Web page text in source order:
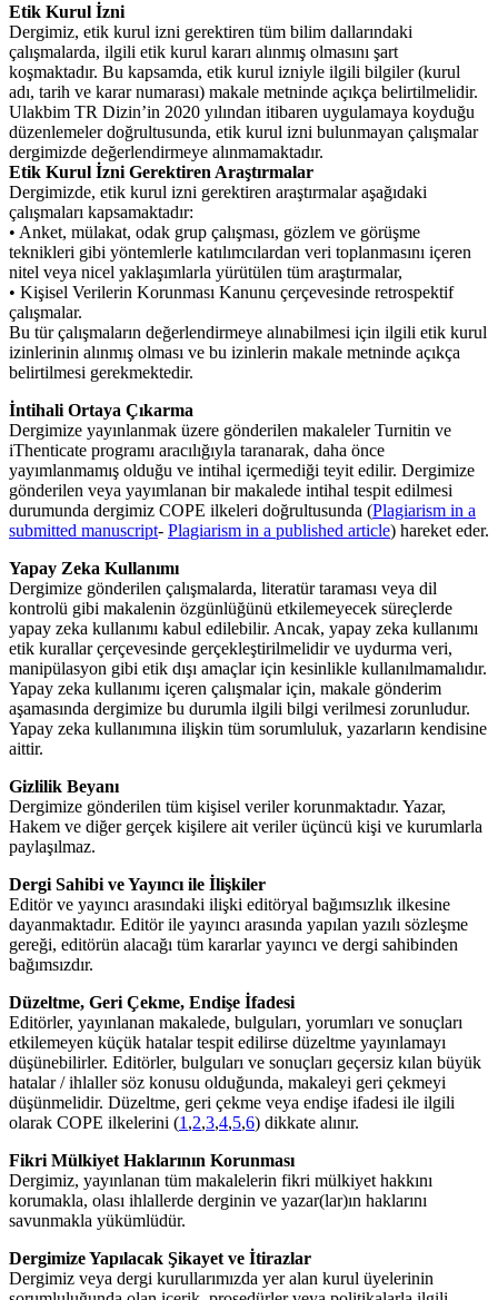
Etik Kurul İzni
Dergimiz, etik kurul izni gerektiren tüm bilim dallarındaki
çalışmalarda, ilgili etik kurul kararı alınmış olmasını şart
koşmaktadır. Bu kapsamda, etik kurul izniyle ilgili bilgiler (kurul
adı, tarih ve karar numarası) makale metninde açıkça belirtilmelidir.
Ulakbim TR Dizin’in 2020 yılından itibaren uygulamaya koyduğu
düzenlemeler doğrultusunda, etik kurul izni bulunmayan çalışmalar
dergimizde değerlendirmeye alınmamaktadır.
Etik Kurul İzni Gerektiren Araştırmalar
Dergimizde, etik kurul izni gerektiren araştırmalar aşağıdaki
çalışmaları kapsamaktadır:
• Anket, mülakat, odak grup çalışması, gözlem ve görüşme
teknikleri gibi yöntemlerle katılımcılardan veri toplanmasını içeren
nitel veya nicel yaklaşımlarla yürütülen tüm araştırmalar,
• Kişisel Verilerin Korunması Kanunu çerçevesinde retrospektif
çalışmalar.
Bu tür çalışmaların değerlendirmeye alınabilmesi için ilgili etik kurul
izinlerinin alınmış olması ve bu izinlerin makale metninde açıkça
belirtilmesi gerekmektedir.
İntihali Ortaya Çıkarma
Dergimize yayınlanmak üzere gönderilen makaleler Turnitin ve
iThenticate programı aracılığıyla taranarak, daha önce
yayımlanmamış olduğu ve intihal içermediği teyit edilir. Dergimize
gönderilen veya yayımlanan bir makalede intihal tespit edilmesi
durumunda dergimiz COPE ilkeleri doğrultusunda (Plagiarism in a
submitted manuscript- Plagiarism in a published article) hareket eder.
Yapay Zeka Kullanımı
Dergimize gönderilen çalışmalarda, literatür taraması veya dil
kontrolü gibi makalenin özgünlüğünü etkilemeyecek süreçlerde
yapay zeka kullanımı kabul edilebilir. Ancak, yapay zeka kullanımı
etik kurallar çerçevesinde gerçekleştirilmelidir ve uydurma veri,
manipülasyon gibi etik dışı amaçlar için kesinlikle kullanılmamalıdır.
Yapay zeka kullanımı içeren çalışmalar için, makale gönderim
aşamasında dergimize bu durumla ilgili bilgi verilmesi zorunludur.
Yapay zeka kullanımına ilişkin tüm sorumluluk, yazarların kendisine
aittir.
Gizlilik Beyanı
Dergimize gönderilen tüm kişisel veriler korunmaktadır. Yazar,
Hakem ve diğer gerçek kişilere ait veriler üçüncü kişi ve kurumlarla
paylaşılmaz.
Dergi Sahibi ve Yayıncı ile İlişkiler
Editör ve yayıncı arasındaki ilişki editöryal bağımsızlık ilkesine
dayanmaktadır. Editör ile yayıncı arasında yapılan yazılı sözleşme
gereği, editörün alacağı tüm kararlar yayıncı ve dergi sahibinden
bağımsızdır.
Düzeltme, Geri Çekme, Endişe İfadesi
Editörler, yayınlanan makalede, bulguları, yorumları ve sonuçları
etkilemeyen küçük hatalar tespit edilirse düzeltme yayınlamayı
düşünebilirler. Editörler, bulguları ve sonuçları geçersiz kılan büyük
hatalar / ihlaller söz konusu olduğunda, makaleyi geri çekmeyi
düşünmelidir. Düzeltme, geri çekme veya endişe ifadesi ile ilgili
olarak COPE ilkelerini (1 ,2,3,4,5,6) dikkate alınır.
Fikri Mülkiyet Haklarının Korunması
Dergimiz, yayınlanan tüm makalelerin fikri mülkiyet hakkını
korumakla, olası ihlallerde derginin ve yazar(lar)ın haklarını
savunmakla yükümlüdür.
Dergimize Yapılacak Şikayet ve İtirazlar
Dergimiz veya dergi kurullarımızda yer alan kurul üyelerinin